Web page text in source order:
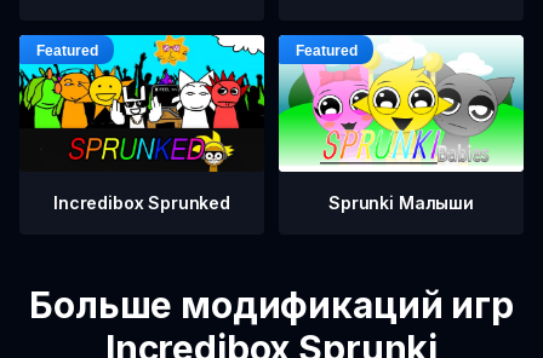
Incredibox Sprunked Sprunki Малыши
Больше модификаций игр
Incredibox Sprunki